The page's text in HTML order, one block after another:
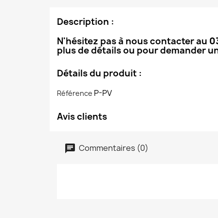
Description :
N'hésitez pas à nous contacter au
plus de détails ou pour demander
Détails du produit :
Référence P-PV
Avis clients
Commentaires (0)